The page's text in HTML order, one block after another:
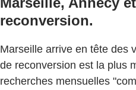
reconversion.
Marseille arrive en tête des
de reconversion est la plus
recherches mensuelles